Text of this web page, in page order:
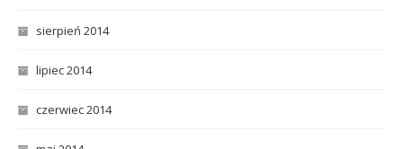
sierpień 2014
lipiec 2014
czerwiec 2014